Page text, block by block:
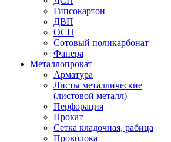
Гипсокартон
ДВП
ОСП
Сотовый поликарбонат
Фанера
Металлопрокат
Арматура
Листы металлические
(листовой металл)
Перфорация
Прокат
Сетка кладочная, рабица
Проволока